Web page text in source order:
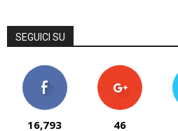
SEGUICI SU
16,793 46